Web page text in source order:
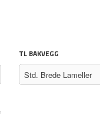
TL BAKVEGG